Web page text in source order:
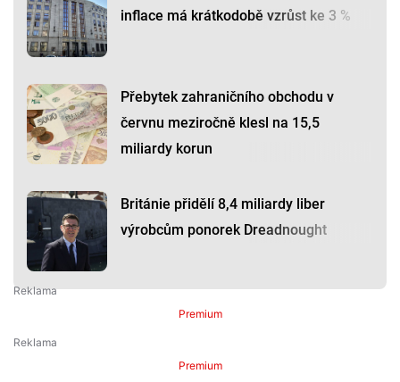
inflace má krátkodobě vzrůst ke 3 %
Přebytek zahraničního obchodu v
červnu meziročně klesl na 15,5
miliardy korun
Británie přidělí 8,4 miliardy liber
výrobcům ponorek Dreadnought
Premium
Premium